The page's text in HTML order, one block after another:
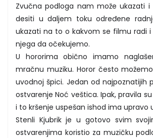
Zvučna podloga nam može ukazati
desiti u daljem toku određene
ukazati na to o kakvom se filmu radi
njega da očekujemo.
U hororima obično imamo
mračnu muziku. Horor često
uvodnoj špici. Jedan od najpoznatijih
ostvarenje Noć veštica. Ipak, pravila
i to kršenje uspešan ishod ima upravo
Stenli Kjubrik je u gotovo svim
ostvarenjima koristio za muzičku